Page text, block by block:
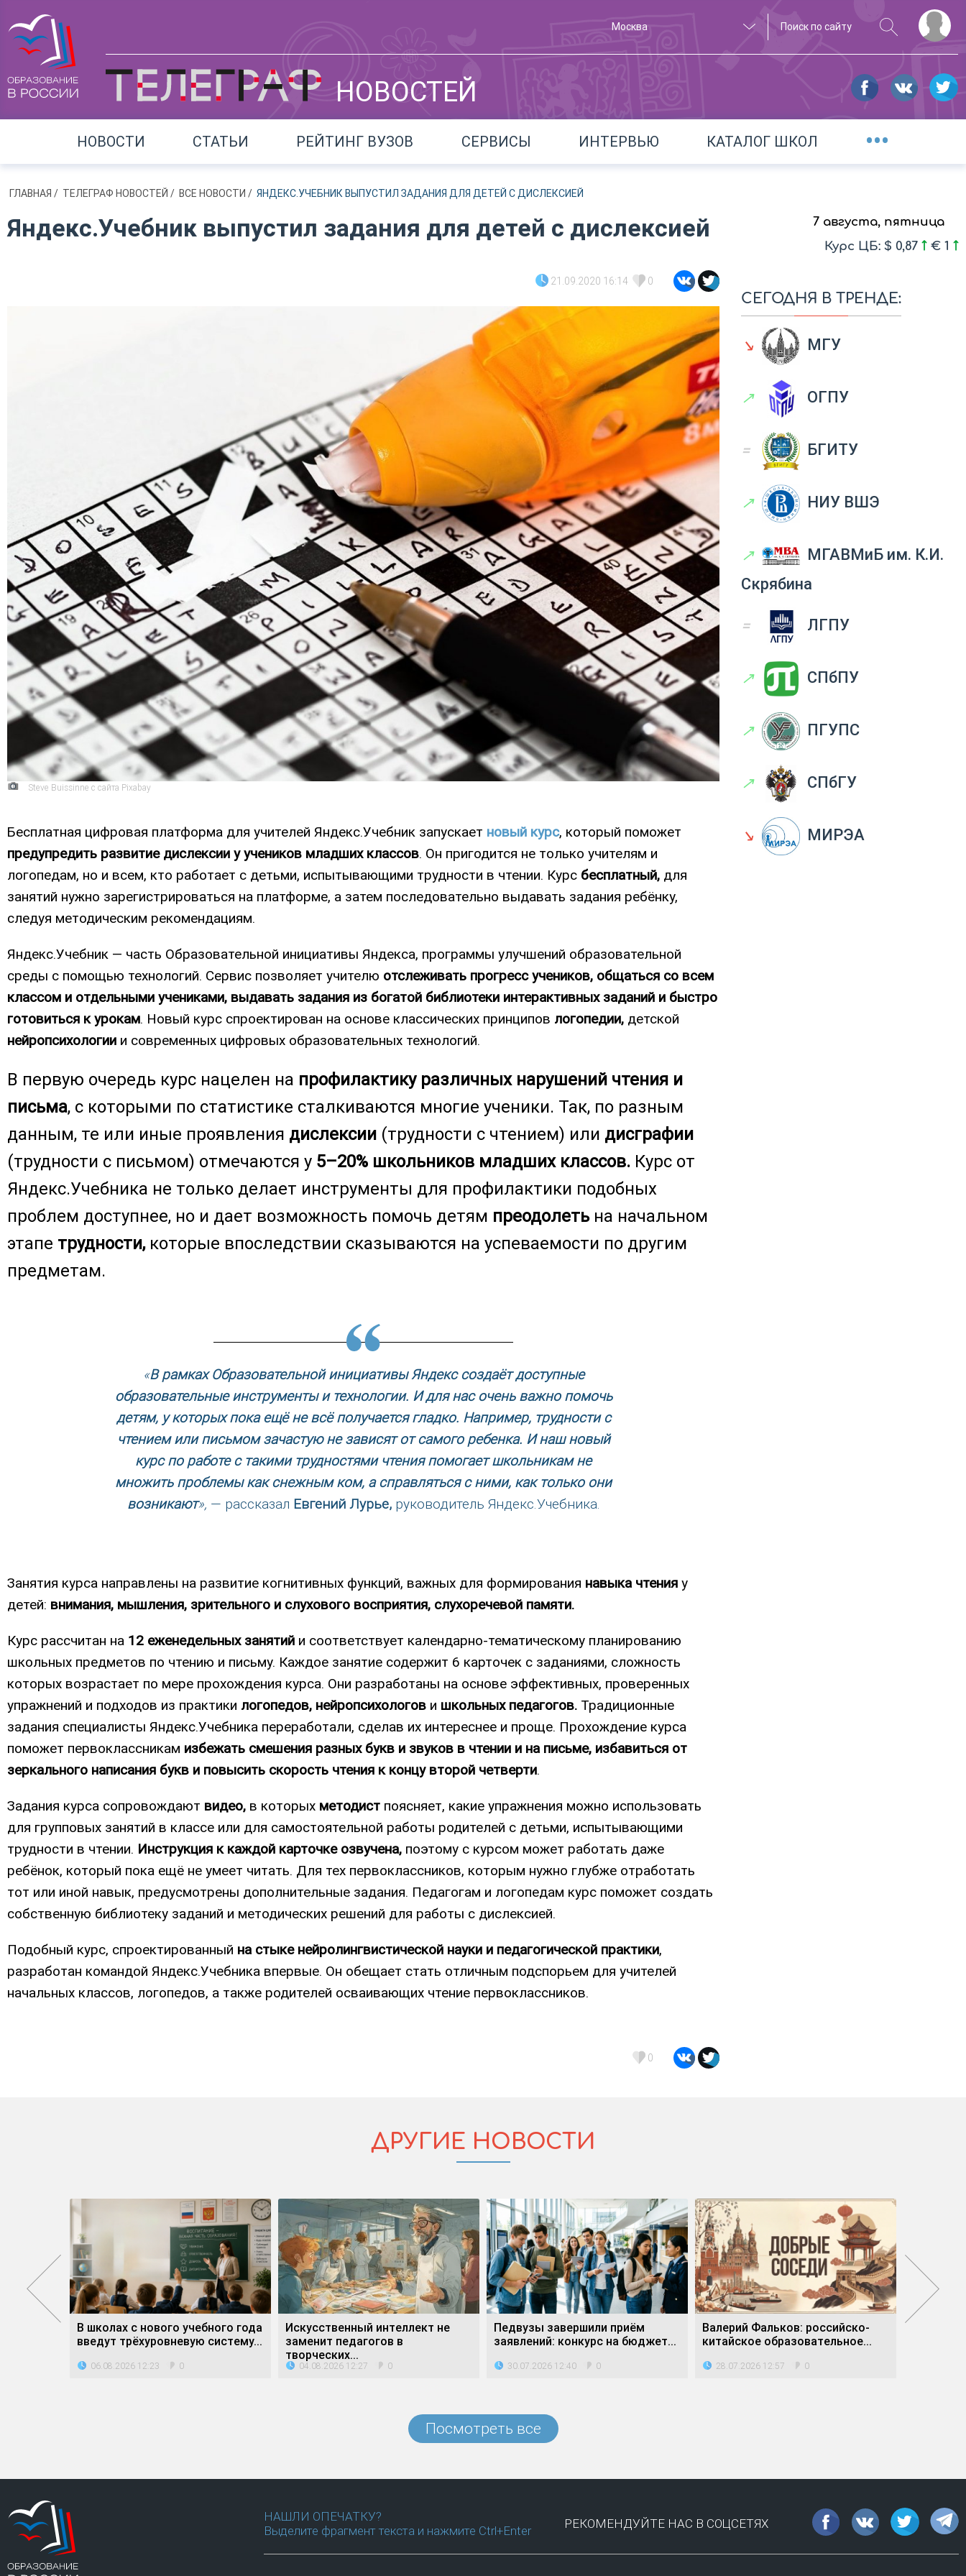
Москва
НОВОСТЕЙ
НОВОСТИ СТАТЬИ РЕЙТИНГ ВУЗОВ СЕРВИСЫ ИНТЕРВЬЮ КАТАЛОГ ШКОЛ •••
ГЛАВНАЯ / ТЕЛЕГРАФ НОВОСТЕЙ / ВСЕ НОВОСТИ / ЯНДЕКС.УЧЕБНИК ВЫПУСТИЛ ЗАДАНИЯ ДЛЯ ДЕТЕЙ С ДИСЛЕКСИЕЙ
Яндекс.Учебник выпустил задания для детей с дислексией
21.09.2020 16:14 0
Steve Buissinne с сайта Pixabay
Бесплатная цифровая платформа для учителей Яндекс.Учебник запускает новый курс, который поможет
предупредить развитие дислексии у учеников младших классов. Он пригодится не только учителям и
логопедам, но и всем, кто работает с детьми, испытывающими трудности в чтении. Курс бесплатный, для
занятий нужно зарегистрироваться на платформе, а затем последовательно выдавать задания ребëнку,
следуя методическим рекомендациям.
Яндекс.Учебник — часть Образовательной инициативы Яндекса, программы улучшений образовательной
среды с помощью технологий. Сервис позволяет учителю отслеживать прогресс учеников, общаться со всем
классом и отдельными учениками, выдавать задания из богатой библиотеки интерактивных заданий и быстро
готовиться к урокам. Новый курс спроектирован на основе классических принципов логопедии, детской
нейропсихологии и современных цифровых образовательных технологий.
В первую очередь курс нацелен на профилактику различных нарушений чтения и
письма, с которыми по статистике сталкиваются многие ученики. Так, по разным
данным, те или иные проявления дислексии (трудности с чтением) или дисграфии
(трудности с письмом) отмечаются у 5–20% школьников младших классов. Курс от
Яндекс.Учебника не только делает инструменты для профилактики подобных
проблем доступнее, но и дает возможность помочь детям преодолетьна начальном
этапе трудности,которые впоследствии сказываются на успеваемости по другим
предметам.
«В рамках Образовательной инициативы Яндекс создаëт доступные
образовательные инструменты и технологии. И для нас очень важно помочь
детям, у которых пока ещë не всë получается гладко. Например, трудности с
чтением или письмом зачастую не зависят от самого ребенка. И наш новый
курс по работе с такими трудностями чтения помогает школьникам не
множить проблемы как снежным ком, а справляться с ними, как только они
возникают», — рассказал Евгений Лурье,руководитель Яндекс.Учебника.
Занятия курса направлены на развитие когнитивных функций, важных для формирования навыка чтения у
детей: внимания, мышления, зрительного и слухового восприятия, слухоречевой памяти.
Курс рассчитан на 12 еженедельных занятий и соответствует календарно-тематическому планированию
школьных предметов по чтению и письму. Каждое занятие содержит 6 карточек с заданиями, сложность
которых возрастает по мере прохождения курса. Они разработаны на основе эффективных, проверенных
упражнений и подходов из практики логопедов, нейропсихологов и школьных педагогов. Традиционные
задания специалисты Яндекс.Учебника переработали, сделав их интереснее и проще. Прохождение курса
поможет первоклассникам избежать смешения разных букв и звуков в чтении и на письме, избавиться от
зеркального написания букв и повысить скорость чтения к концу второй четверти.
Задания курса сопровождают видео, в которых методист поясняет, какие упражнения можно использовать
для групповых занятий в классе или для самостоятельной работы родителей с детьми, испытывающими
трудности в чтении. Инструкция к каждой карточке озвучена, поэтому с курсом может работать даже
ребëнок, который пока ещё не умеет читать. Для тех первоклассников, которым нужно глубже отработать
тот или иной навык, предусмотрены дополнительные задания. Педагогам и логопедам курс поможет создать
собственную библиотеку заданий и методических решений для работы с дислексией.
Подобный курс, спроектированный на стыке нейролингвистической науки и педагогической практики,
разработан командой Яндекс.Учебника впервые. Он обещает стать отличным подспорьем для учителей
начальных классов, логопедов, а также родителей осваивающих чтение первоклассников.
0
7 августа, пятница
Курс ЦБ: $ 0,87
€ 1
СЕГОДНЯ В ТРЕНДЕ:
↘ МГУ
↗ ОГПУ
= БГИТУ
↗ НИУ ВШЭ
↗
МГАВМиБ им. К.И.
Скрябина
= ЛГПУ
↗ СПбПУ
↗ ПГУПС
↗ СПбГУ
↘ МИРЭА
ДРУГИЕ НОВОСТИ
В школах с нового учебного года
введут трёхуровневую систему...
06.08.2026 12:23 0
Искусственный интеллект не
заменит педагогов в
творческих...
04.08.2026 12:27 0
Педвузы завершили приём
заявлений: конкурс на бюджет...
30.07.2026 12:40 0
Валерий Фальков: российско-
китайское образовательное...
28.07.2026 12:57 0
Посмотреть все
НАШЛИ ОПЕЧАТКУ?
Выделите фрагмент текста и нажмите Ctrl+Enter
РЕКОМЕНДУЙТЕ НАС В СОЦСЕТЯХ